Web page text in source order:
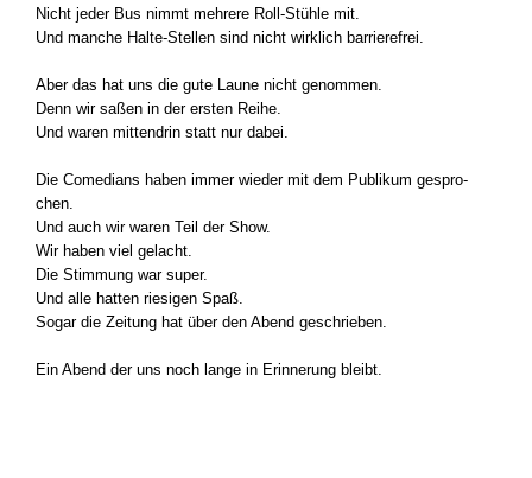
Nicht jeder Bus nimmt meh­re­re Roll-Stühle mit.
Und man­che Halte-Stellen sind nicht wirk­lich bar­rie­re­frei.
Aber das hat uns die gute Lau­ne nicht genom­men.
Denn wir saßen in der ers­ten Rei­he.
Und waren mit­ten­drin statt nur dabei.
Die Come­di­ans haben immer wie­der mit dem Publi­kum gespro­
chen.
Und auch wir waren Teil der Show.
Wir haben viel gelacht.
Die Stim­mung war super.
Und alle hat­ten rie­si­gen Spaß.
Sogar die Zei­tung hat über den Abend geschrie­ben.
Ein Abend der uns noch lan­ge in Erin­ne­rung bleibt.